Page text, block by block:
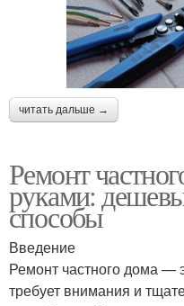
читать дальше →
Ремонт
руками:
способы
Введение
Ремонт частного дома —
требует внимания и